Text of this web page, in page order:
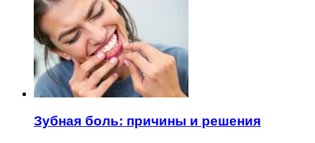
Зубная боль: причины и решения